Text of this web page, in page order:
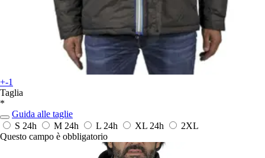
+-1
Taglia
*
Guida alle taglie
S 24h M 24h L 24h XL 24h
2XL
Questo campo è obbligatorio